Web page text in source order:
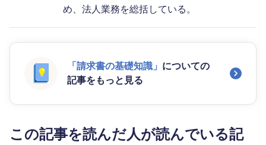
め、法人業務を総括している。
「請求書の基礎知識」 についての
記事をもっと見る
この記事を読んだ人が読んでいる記